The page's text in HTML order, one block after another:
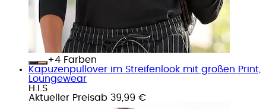
+
Farben
Kapuzenpullover im Streifenlook mit großen Print,
Loungewear
H.I.S
Aktueller Preisab 39,99 €